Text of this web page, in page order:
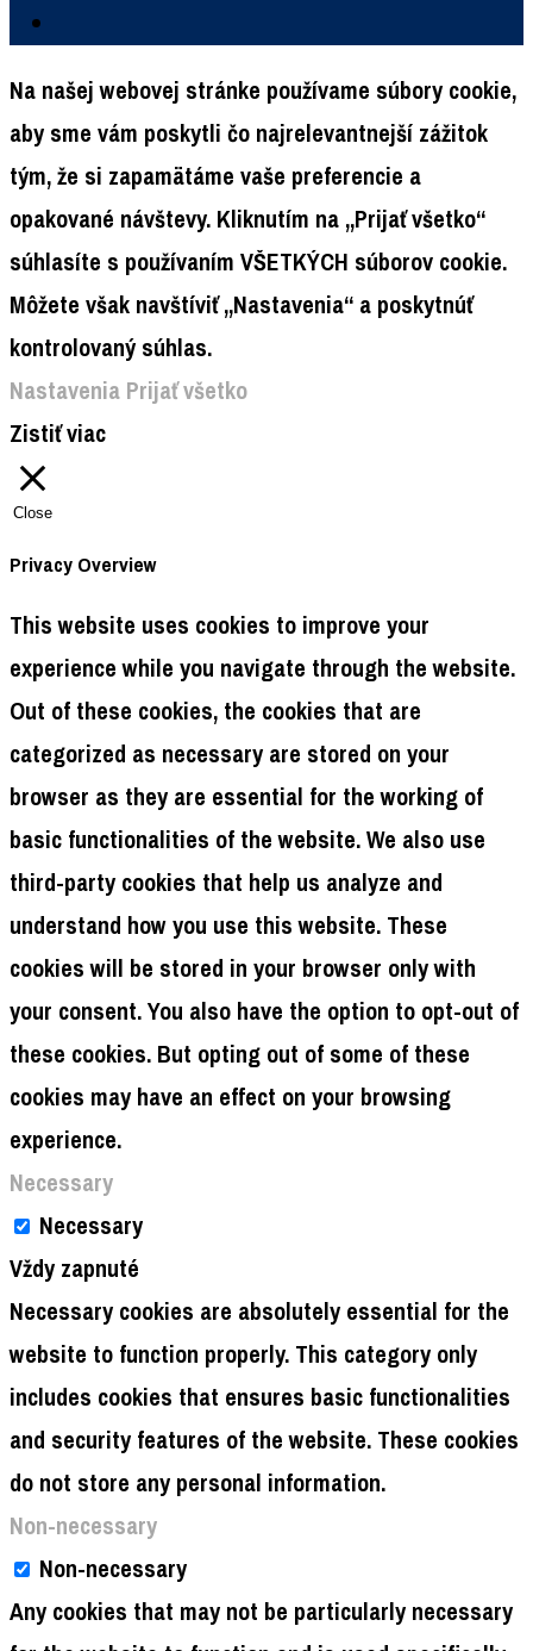
Na našej webovej stránke používame súbory cookie,
aby sme vám poskytli čo najrelevantnejší zážitok
tým, že si zapamätáme vaše preferencie a
opakované návštevy. Kliknutím na „Prijať všetko“
súhlasíte s používaním VŠETKÝCH súborov cookie.
Môžete však navštíviť „Nastavenia“ a poskytnúť
kontrolovaný súhlas.
Nastavenia Prijať všetko
Zistiť viac
Close
Privacy Overview
This website uses cookies to improve your
experience while you navigate through the website.
Out of these cookies, the cookies that are
categorized as necessary are stored on your
browser as they are essential for the working of
basic functionalities of the website. We also use
third-party cookies that help us analyze and
understand how you use this website. These
cookies will be stored in your browser only with
your consent. You also have the option to opt-out of
these cookies. But opting out of some of these
cookies may have an effect on your browsing
experience.
Necessary
Necessary
Vždy zapnuté
Necessary cookies are absolutely essential for the
website to function properly. This category only
includes cookies that ensures basic functionalities
and security features of the website. These cookies
do not store any personal information.
Non-necessary
Non-necessary
Any cookies that may not be particularly necessary